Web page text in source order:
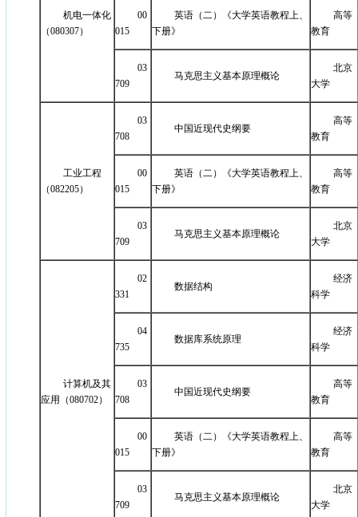
机电一体化
（080307）
00
015
英语（二）《大学英语教程上、
下册》
高等
教育
03
709
马克思主义基本原理概论
北京
大学
工业工程
（082205）
03
708
中国近现代史纲要
高等
教育
00
015
英语（二）《大学英语教程上、
下册》
高等
教育
03
709
马克思主义基本原理概论
北京
大学
计算机及其
应用（080702）
02
331
数据结构
经济
科学
04
735
数据库系统原理
经济
科学
03
708
中国近现代史纲要
高等
教育
00
015
英语（二）《大学英语教程上、
下册》
高等
教育
03
709
马克思主义基本原理概论
北京
大学